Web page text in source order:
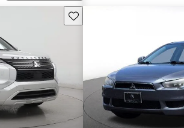
Guarda este Aviso